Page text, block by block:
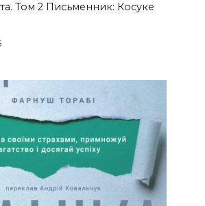
Том 2 Письменник: Косуке